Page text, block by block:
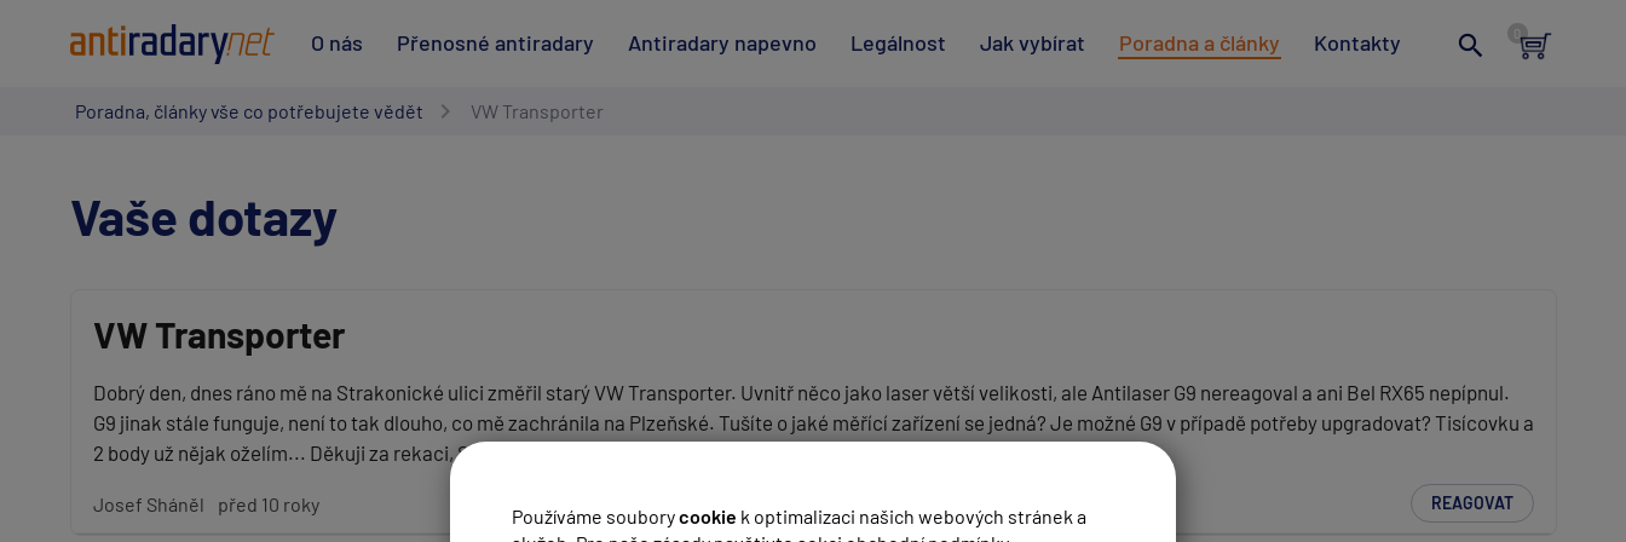
Používáme souborycookie k optimalizaci našich webových stránek a
O nás Přenosné antiradary Antiradary napevno Legálnost Jak vybírat Poradna a články Kontakty
Poradna, články vše co potřebujete vědět VW Transporter
Vaše dotazy
Vaše jméno:
Váš e-mail:
VW Transporter
Dobrý den, dnes ráno mě na Strakonické ulici změřil starý VW Transporter. Uvnitř něco jako laser větší velikosti, ale Antilaser G9 nereagoval a ani Bel RX65 nepípnul.
G9 jinak stále funguje, není to tak dlouho, co mě zachránila na Plzeňské. Tušíte o jaké měřící zařízení se jedná? Je možné G9 v případě potřeby upgradovat? Tisícovku a
2 body už nějak oželím... Děkuji za rekaci, Sháněl.
Josef Sháněl před 10 roky REAGOVAT